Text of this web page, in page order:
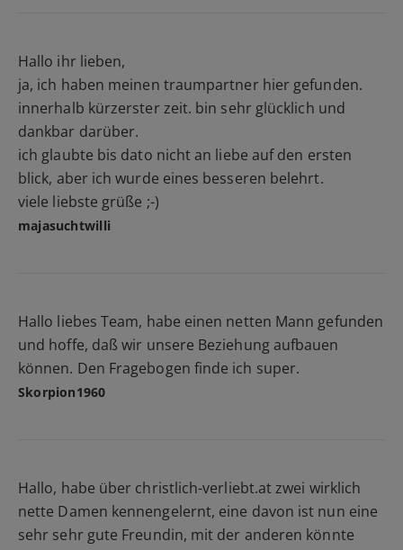
Hallo ihr lieben,
ja, ich haben meinen traumpartner hier gefunden.
innerhalb kürzerster zeit. bin sehr glücklich und
dankbar darüber.
ich glaubte bis dato nicht an liebe auf den ersten
blick, aber ich wurde eines besseren belehrt.
viele liebste grüße ;-)
majasuchtwilli
Hallo liebes Team, habe einen netten Mann gefunden
und hoffe, daß wir unsere Beziehung aufbauen
können. Den Fragebogen finde ich super.
Skorpion1960
Hallo, habe über christlich-verliebt.at zwei wirklich
nette Damen kennengelernt, eine davon ist nun eine
sehr sehr gute Freundin, mit der anderen könnte